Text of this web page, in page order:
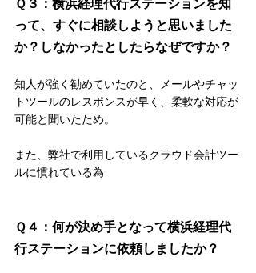
Ｑ３： 横浜経理代行ステーションを知
って、すぐに相談しようと思いました
か？しなかったとしたらなぜですか？
知人が強く勧めていたのと、メールやチャッ
トツールのレスポンスが早く、柔軟な対応が
可能と聞いたため。
また、弊社で利用しているクラウド会計ツー
ルに慣れている為
Ｑ４：何が決め手となって横浜経理代
行ステーションに依頼しましたか？